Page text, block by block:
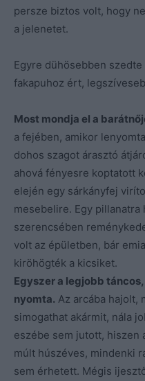
persze biztos volt, hogy
a jelenetet.
Egyre dühösebben szedte
fakapuhoz ért,
Most mondja el a
a fejében, amikor
dohos szagot árasztó
ahová fényesre koptatott
elején egy sárkányfej
mesebelire. Egy
szerencsében
volt az épületben, bár
kiröhögték a kicsiket.
Egyszer a legjobb
nyomta. Az arcába hajolt,
simogathat akármit, nála
eszébe sem jutott, hiszen
múlt húszéves, mindenki
sem érhetett. Mégis